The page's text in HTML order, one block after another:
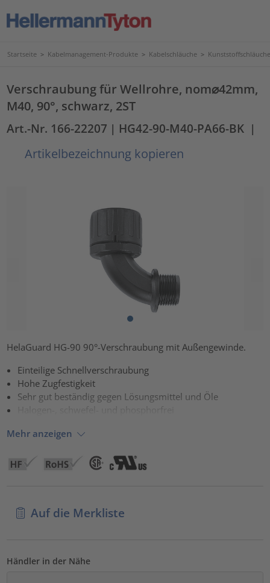
Startseite > Kabelmanagement-Produkte > Kabelschläuche >
Verschraubung für Wellrohre, nom⌀42mm,
M40, 90°, schwarz, 2ST
Art.-Nr. 166-22207 | HG42-90-M40-PA66-BK |
Artikelbezeichnung kopieren
HelaGuard HG-90 90°-Verschraubung mit Außengewinde.
Einteilige Schnellverschraubung
Hohe Zugfestigkeit
Sehr gut beständig gegen Lösungsmittel und Öle
Halogen-, schwefel- und phosphorfrei
Mehr anzeigen
Auf die Merkliste
Händler in der Nähe